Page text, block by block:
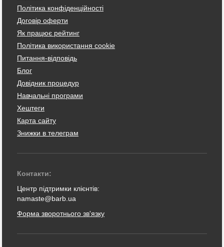
Політика конфіденційності
Договір оферти
Як працює рейтинг
Політика використання cookie
Питання-відповідь
Блог
Довідник процедур
Навчальні програми
Хештеги
Карта сайту
Знижки в телеграм
Контакти:
Центр підтримки клієнтів:
namaste@barb.ua
Форма зворотнього зв'язку